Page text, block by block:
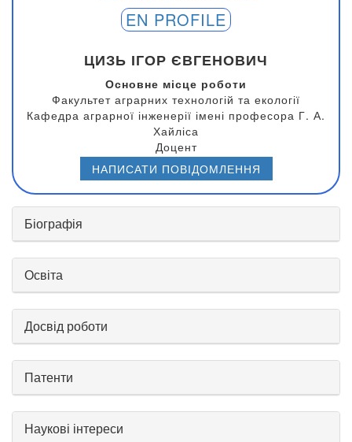
ЦИЗЬ ІГОР ЄВГЕНОВИЧ
Основне місце роботи
Факультет аграрних технологій та екології
Кафедра аграрної інженерії імені професора Г. А.
Хайліса
Доцент
EN PROFILE
НАПИСАТИ ПОВІДОМЛЕННЯ
Біографія
Освіта
Досвід роботи
Патенти
Наукові інтереси